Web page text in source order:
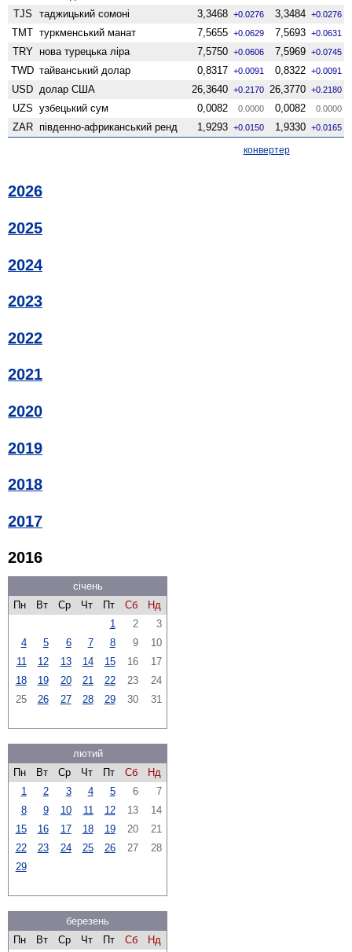
TJS
таджицький сомоні 3,3468 +0.0276 3,3484 +0.0276
TMT туркменський манат 7,5655 +0.0629 7,5693 +0.0631
TRY нова турецька ліра 7,5750 +0.0606 7,5969 +0.0745
TWD тайванський долар 0,8317 +0.0091 0,8322 +0.0091
USD долар США 26,3640 +0.2170 26,3770 +0.2180
UZS узбецький сум 0,0082 0.0000 0,0082 0.0000
ZAR південно-африканський ренд 1,9293 +0.0150 1,9330 +0.0165
конвертер
2026
2025
2024
2023
2022
2021
2020
2019
2018
2017
2016
січень
Пн
Вт Ср Чт Пт Сб
Нд
1
2
3
4
5 6 7 8 9
10
11
12 13 14 15 16
17
18
19 20 21 22 23
24
25
26 27 28 29 30 31
лютий
Пн
Вт Ср Чт Пт Сб
Нд
1
2 3 4 5 6
7
8
9 10 11 12 13
14
15
16 17 18 19 20
21
22
23 24 25 26 27
28
29
березень
Пн
Вт Ср Чт Пт Сб
Нд